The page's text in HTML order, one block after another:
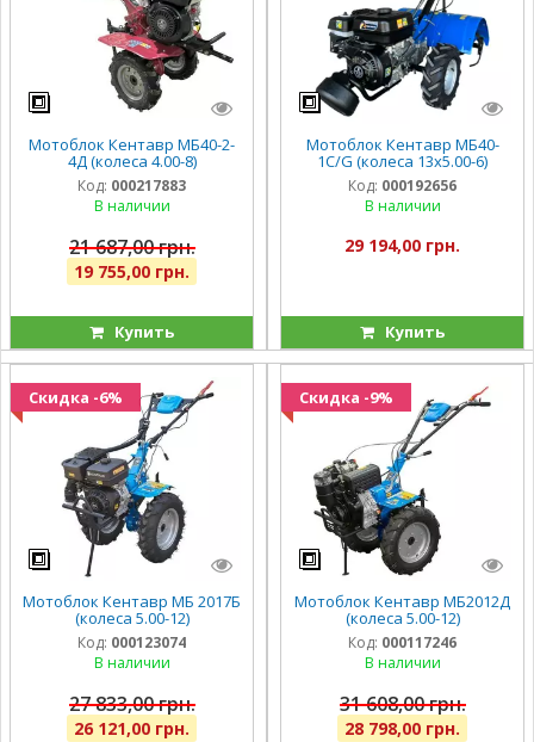
Мотоблок Кентавр МБ40-2-
4Д (колеса 4.00-8)
Код: 000217883
В наличии
21 687,00 грн.
19 755,00 грн.
Купить
Мотоблок Кентавр МБ40-
1С/G (колеса 13х5.00-6)
Код: 000192656
В наличии
29 194,00 грн.
Купить
Скидка -6%
Мотоблок Кентавр МБ 2017Б
(колеса 5.00-12)
Код: 000123074
В наличии
27 833,00 грн.
26 121,00 грн.
Скидка -9%
Мотоблок Кентавр МБ2012Д
(колеса 5.00-12)
Код: 000117246
В наличии
31 608,00 грн.
28 798,00 грн.